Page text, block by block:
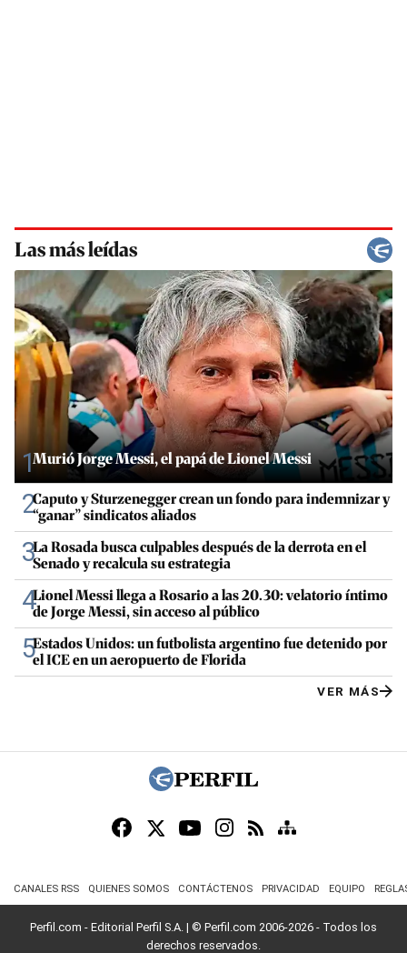
Las más leídas
1Murió Jorge Messi, el papá de Lionel Messi
2Caputo y Sturzenegger crean un fondo para indemnizar y
“ganar” sindicatos aliados
3La Rosada busca culpables después de la derrota en el
Senado y recalcula su estrategia
4Lionel Messi llega a Rosario a las 20.30: velatorio íntimo
de Jorge Messi, sin acceso al público
5Estados Unidos: un futbolista argentino fue detenido por
el ICE en un aeropuerto de Florida
VER MÁS
CANALES RSS QUIENES SOMOS CONTÁCTENOS PRIVACIDAD EQUIPO
Perfil.com - Editorial Perfil S.A. | © Perfil.com 2006-2026 - Todos los
derechos reservados.